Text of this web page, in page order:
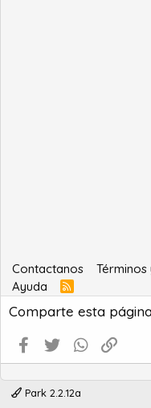
Contactanos Términos
Ayuda
R
S
S
Comparte esta página
Facebook
Twitter WhatsApp
Park 2.2.12a